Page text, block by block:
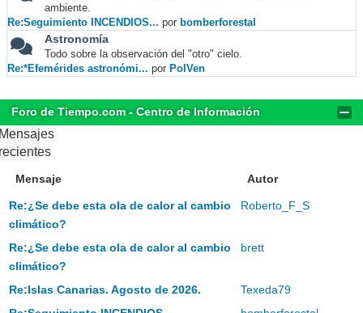
ambiente.
Re:Seguimiento INCENDIOS... por bomberforestal
Astronomía
Todo sobre la observación del "otro" cielo.
Re:*Efemérides astronómi... por PolVen
Foro de Tiempo.com - Centro de Información
Mensaje Autor
Re:¿Se debe esta ola de calor al cambio
climático?
Roberto_F_S
Re:¿Se debe esta ola de calor al cambio
climático?
brett
Re:Islas Canarias. Agosto de 2026.
Texeda79